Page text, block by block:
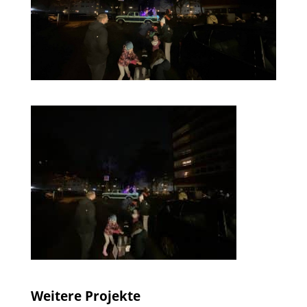
Weitere Projekte